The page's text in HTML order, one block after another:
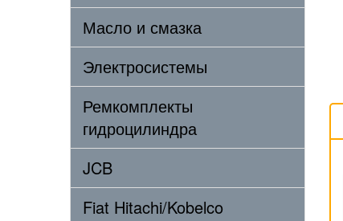
Масло и смазка
Электросистемы
Ремкомплекты
гидроцилиндра
JCB
Fiat Hitachi/Kobelco